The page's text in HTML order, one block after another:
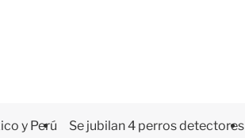
y Perú Se jubilan 4 perros detectores